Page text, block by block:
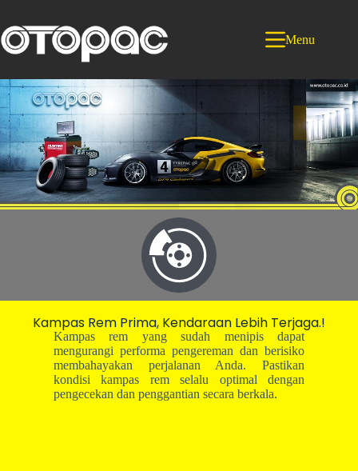
Menu
Kampas Rem Prima, Kendaraan Lebih Terjaga.!
Kampas rem yang sudah menipis dapat
mengurangi performa pengereman dan berisiko
membahayakan perjalanan Anda. Pastikan
kondisi kampas rem selalu optimal dengan
pengecekan dan penggantian secara berkala.